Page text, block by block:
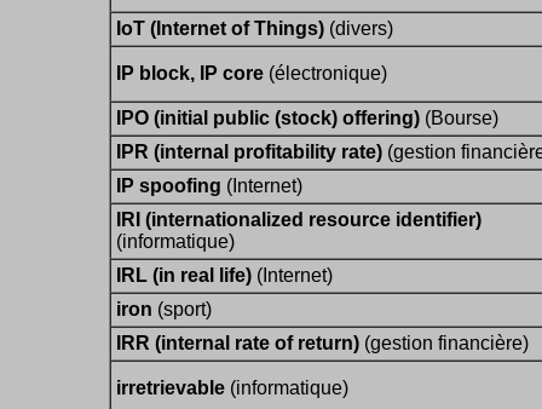
IoT (Internet of Things) (divers)
IP block, IP core (électronique)
IPO (initial public (stock) offering) (Bourse)
IPR (internal profitability rate) (gestion
IP spoofing (Internet)
IRI (internationalized resource identifier)
(informatique)
IRL (in real life) (Internet)
iron (sport)
IRR (internal rate of return) (gestion financière)
irretrievable (informatique)